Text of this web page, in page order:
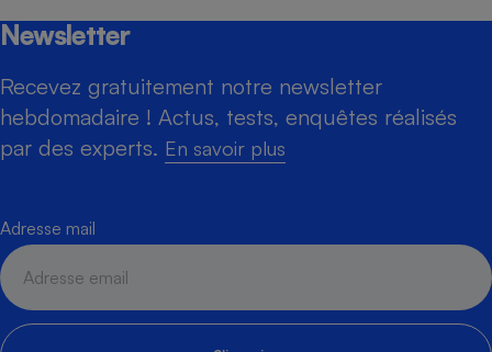
Newsletter
Recevez gratuitement notre newsletter
hebdomadaire ! Actus, tests, enquêtes réalisés
par des experts. En savoir plus
Adresse mail